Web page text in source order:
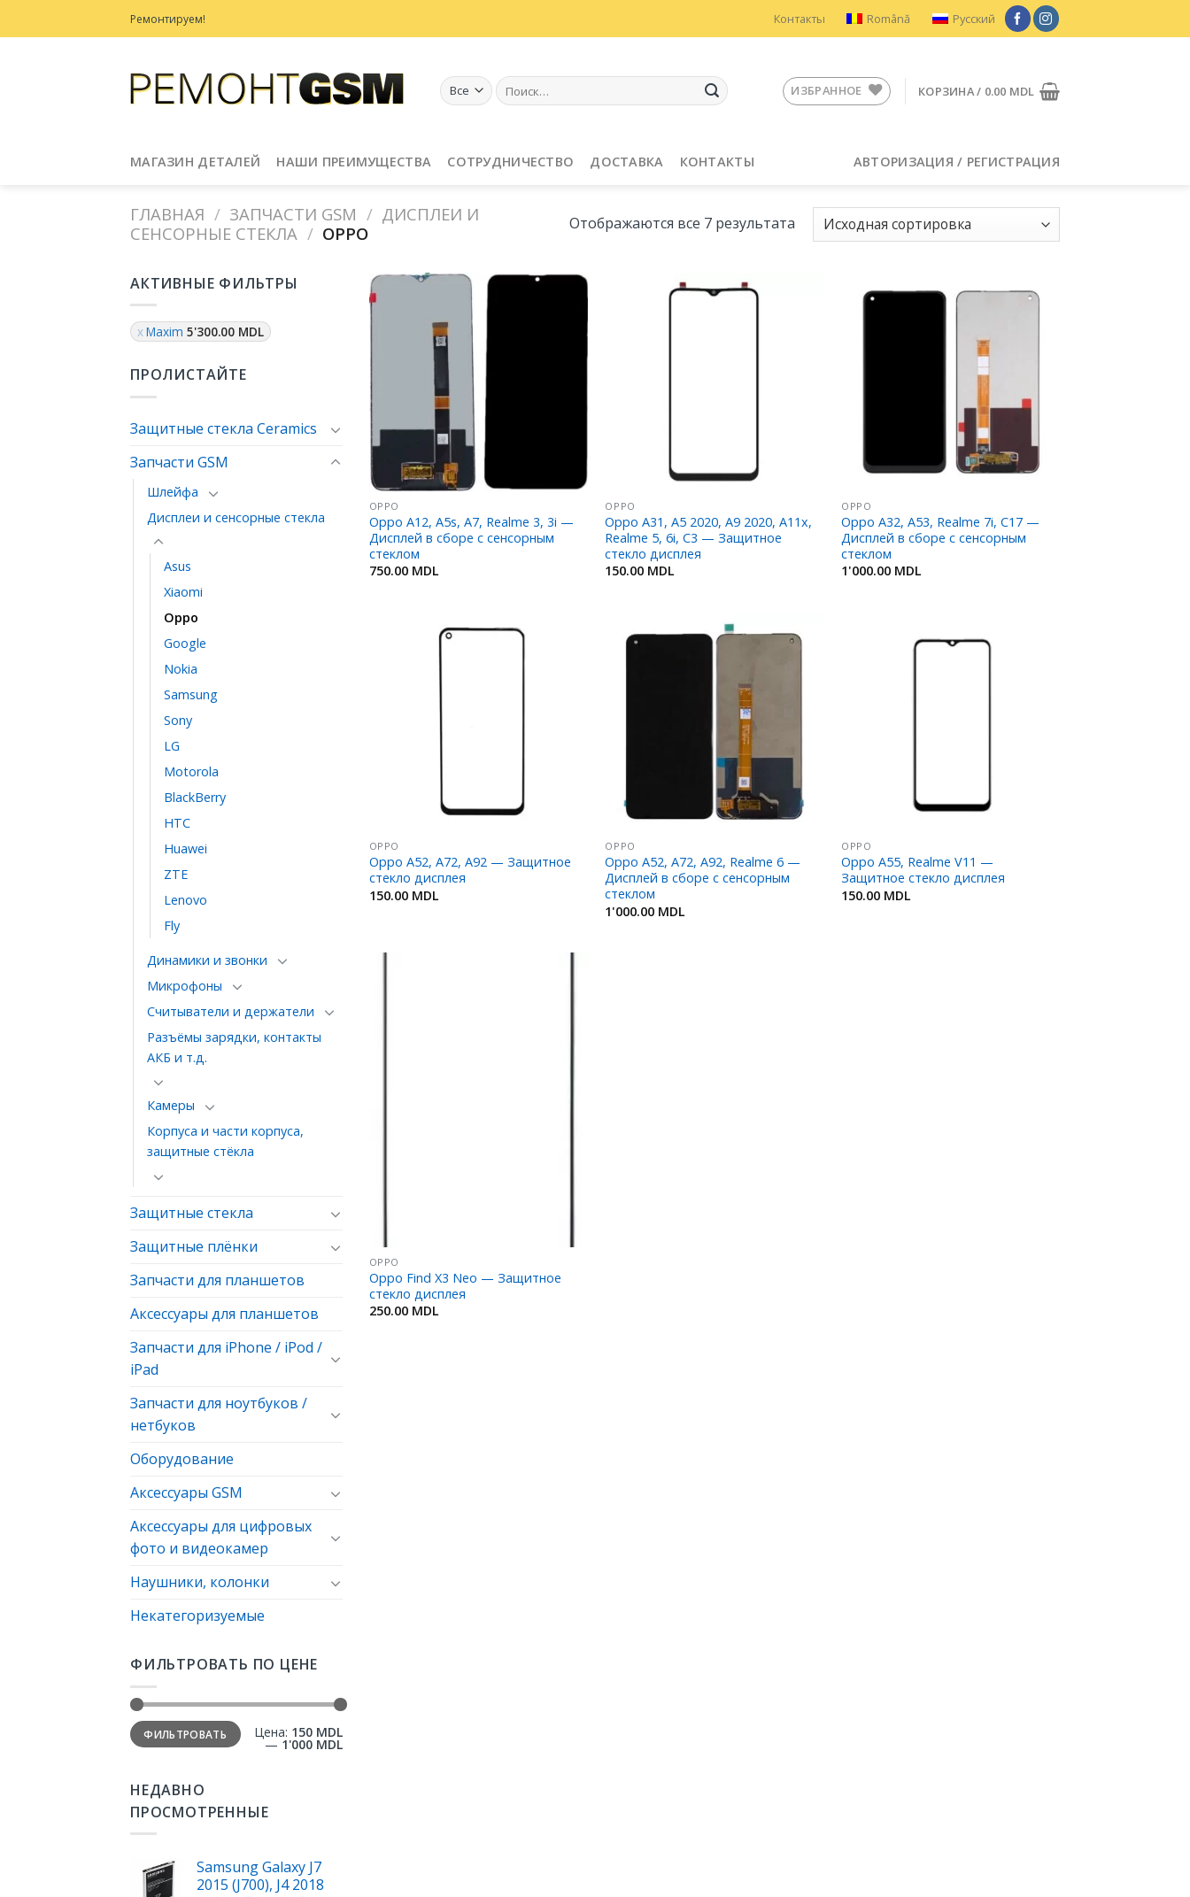
to
Ремонтируем! Контакты Română Русский
Искать: ИЗБРАННОЕ КОРЗИНА / 0.00 MDL
МАГАЗИН ДЕТАЛЕЙ НАШИ ПРЕИМУЩЕСТВА СОТРУДНИЧЕСТВО ДОСТАВКА КОНТАКТЫ АВТОРИЗАЦИЯ / РЕГИСТРАЦИЯ
ГЛАВНАЯ / ЗАПЧАСТИ GSM / ДИСПЛЕИ И
СЕНСОРНЫЕ СТЕКЛА / OPPO Отображаются все 7 результата
АКТИВНЫЕ ФИЛЬТРЫ
Maxim 5'300.00 MDL
ПРОЛИСТАЙТЕ
Защитные стекла Ceramics
Запчасти GSM
Шлейфа
Дисплеи и сенсорные стекла
Asus
Xiaomi
Oppo
Google
Nokia
Samsung
Sony
LG
Motorola
BlackBerry
HTC
Huawei
ZTE
Lenovo
Fly
Динамики и звонки
Микрофоны
Считыватели и держатели
Разъёмы зарядки, контакты
АКБ и т.д.
Камеры
Корпуса и части корпуса,
защитные стёкла
Защитные стекла
Защитные плёнки
Запчасти для планшетов
Аксессуары для планшетов
Запчасти для iPhone / iPod /
iPad
Запчасти для ноутбуков /
нетбуков
Оборудование
Аксессуары GSM
Аксессуары для цифровых
фото и видеокамер
Наушники, колонки
Некатегоризуемые
ФИЛЬТРОВАТЬ ПО ЦЕНЕ
ФИЛЬТРОВАТЬ Цена: 150 MDL
— 1'000 MDL
НЕДАВНО
ПРОСМОТРЕННЫЕ
Samsung Galaxy J7
2015 (J700), J4 2018
OPPO
Oppo A12, A5s, A7, Realme 3, 3i —
Дисплей в сборе с сенсорным
стеклом
750.00 MDL
OPPO
Oppo A31, A5 2020, A9 2020, A11x,
Realme 5, 6i, C3 — Защитное
стекло дисплея
150.00 MDL
Избранное
OPPO
Oppo A32, A53, Realme 7i, C17 —
Дисплей в сборе с сенсорным
стеклом
1'000.00 MDL
OPPO
Oppo A52, A72, A92 — Защитное
стекло дисплея
150.00 MDL
OPPO
Oppo A52, A72, A92, Realme 6 —
Дисплей в сборе с сенсорным
стеклом
1'000.00 MDL
OPPO
Oppo A55, Realme V11 —
Защитное стекло дисплея
150.00 MDL
OPPO
Oppo Find X3 Neo — Защитное
стекло дисплея
250.00 MDL